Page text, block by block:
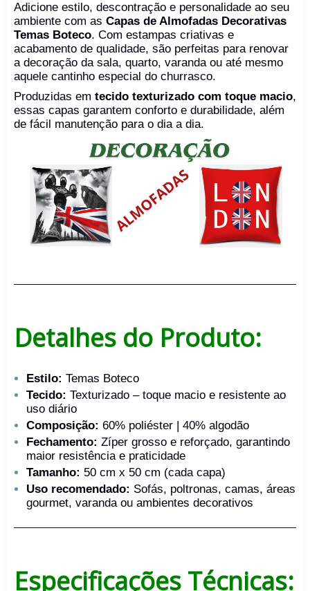
Adicione estilo, descontração e personalidade ao seu
ambiente com as Capas de Almofadas Decorativas
Temas Boteco. Com estampas criativas e
acabamento de qualidade, são perfeitas para renovar
a decoração da sala, quarto, varanda ou até mesmo
aquele cantinho especial do churrasco.
Produzidas em tecido texturizado com toque macio,
essas capas garantem conforto e durabilidade, além
de fácil manutenção para o dia a dia.
Detalhes do Produto:
Estilo: Temas Boteco
Tecido: Texturizado – toque macio e resistente ao
uso diário
Composição: 60% poliéster | 40% algodão
Fechamento: Zíper grosso e reforçado, garantindo
maior resistência e praticidade
Tamanho: 50 cm x 50 cm (cada capa)
Uso recomendado: Sofás, poltronas, camas, áreas
gourmet, varanda ou ambientes decorativos
Especificações Técnicas: